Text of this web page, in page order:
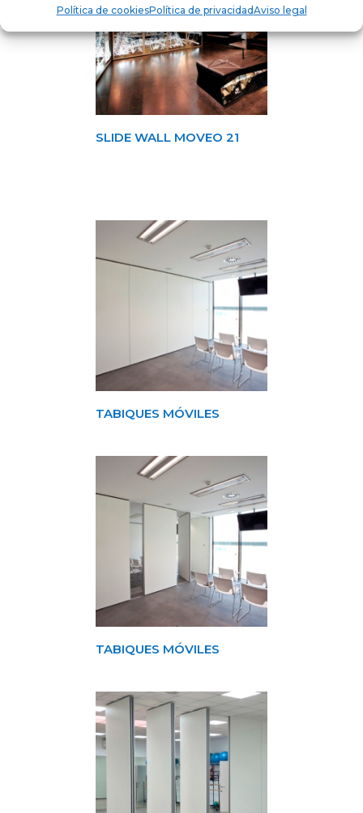
Política de cookiesPolítica de privacidadAviso legal
SLIDE WALL MOVEO 21
TABIQUES MÓVILES
TABIQUES MÓVILES